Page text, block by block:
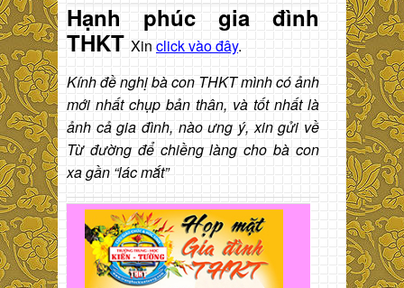
Hạnh phúc gia đình
THKT Xin click vào đây.
Kính đề nghị bà con THKT mình có ảnh
mới nhất chụp bản thân, và tốt nhất là
ảnh cả gia đình, nào ưng ý, xin gửi về
Từ đường để chiềng làng cho bà con
xa gần “lác mắt”